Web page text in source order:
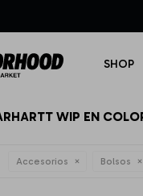
SHOP
WIP EN
Accesorios Bolsos